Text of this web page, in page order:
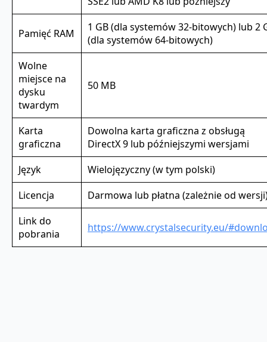
Pamięć RAM
1 GB (dla systemów 32-bitowych) lub 2
(dla systemów 64-bitowych)
Wolne
miejsce na
dysku
twardym
50 MB
Karta
graficzna
Dowolna karta graficzna z obsługą
DirectX 9 lub późniejszymi wersjami
Język
Wielojęzyczny (w tym polski)
Licencja
Darmowa lub płatna (zależnie od
Link do
pobrania
https://www.crystalsecurity.eu/